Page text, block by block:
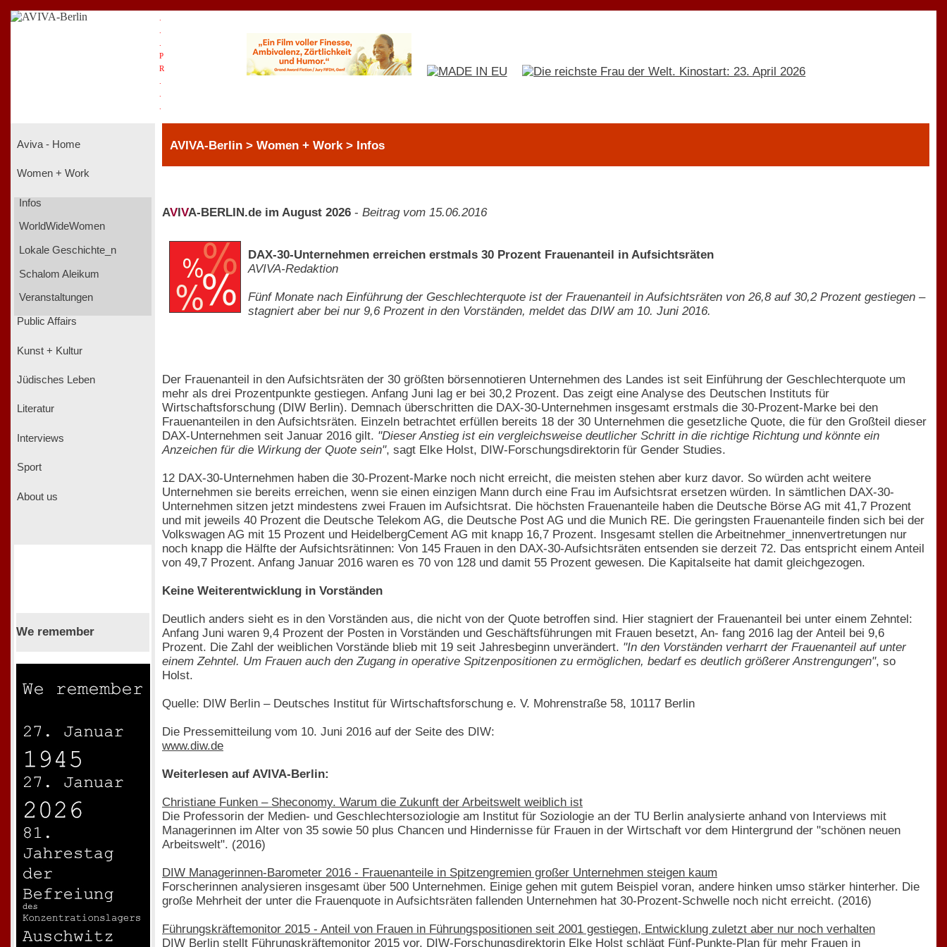
P
R
Aviva - Home
Women + Work
Infos
WorldWideWomen
Lokale Geschichte_n
Schalom Aleikum
Veranstaltungen
Public Affairs
Kunst + Kultur
Jüdisches Leben
Literatur
Interviews
Sport
About us
We remember
AVIVA-Berlin > Women + Work > Infos
AV VA-BERLIN.de im August 2026 - Beitrag vom 15.06.2016
DAX-30-Unternehmen erreichen erstmals 30 Prozent Frauenanteil in Aufsichtsräten
AVIVA-Redaktion
Fünf Monate nach Einführung der Geschlechterquote ist der Frauenanteil in Aufsichtsräten von 26,8 auf 30,2 Prozent gestiegen –
stagniert aber bei nur 9,6 Prozent in den Vorständen, meldet das DIW am 10. Juni 2016.
Der Frauenanteil in den Aufsichtsräten der 30 größten börsennotieren Unternehmen des Landes ist seit Einführung der Geschlechterquote um
mehr als drei Prozentpunkte gestiegen. Anfang Juni lag er bei 30,2 Prozent. Das zeigt eine Analyse des Deutschen Instituts für
Wirtschaftsforschung (DIW Berlin). Demnach überschritten die DAX-30-Unternehmen insgesamt erstmals die 30-Prozent-Marke bei den
Frauenanteilen in den Aufsichtsräten. Einzeln betrachtet erfüllen bereits 18 der 30 Unternehmen die gesetzliche Quote, die für den Großteil dieser
DAX-Unternehmen seit Januar 2016 gilt. "Dieser Anstieg ist ein vergleichsweise deutlicher Schritt in die richtige Richtung und könnte ein
Anzeichen für die Wirkung der Quote sein", sagt Elke Holst, DIW-Forschungsdirektorin für Gender Studies.
12 DAX-30-Unternehmen haben die 30-Prozent-Marke noch nicht erreicht, die meisten stehen aber kurz davor. So würden acht weitere
Unternehmen sie bereits erreichen, wenn sie einen einzigen Mann durch eine Frau im Aufsichtsrat ersetzen würden. In sämtlichen DAX-30-
Unternehmen sitzen jetzt mindestens zwei Frauen im Aufsichtsrat. Die höchsten Frauenanteile haben die Deutsche Börse AG mit 41,7 Prozent
und mit jeweils 40 Prozent die Deutsche Telekom AG, die Deutsche Post AG und die Munich RE. Die geringsten Frauenanteile finden sich bei der
Volkswagen AG mit 15 Prozent und HeidelbergCement AG mit knapp 16,7 Prozent. Insgesamt stellen die Arbeitnehmer_innenvertretungen nur
noch knapp die Hälfte der Aufsichtsrätinnen: Von 145 Frauen in den DAX-30-Aufsichtsräten entsenden sie derzeit 72. Das entspricht einem Anteil
von 49,7 Prozent. Anfang Januar 2016 waren es 70 von 128 und damit 55 Prozent gewesen. Die Kapitalseite hat damit gleichgezogen.
Keine Weiterentwicklung in Vorständen
Deutlich anders sieht es in den Vorständen aus, die nicht von der Quote betroffen sind. Hier stagniert der Frauenanteil bei unter einem Zehntel:
Anfang Juni waren 9,4 Prozent der Posten in Vorständen und Geschäftsführungen mit Frauen besetzt, An- fang 2016 lag der Anteil bei 9,6
Prozent. Die Zahl der weiblichen Vorstände blieb mit 19 seit Jahresbeginn unverändert. "In den Vorständen verharrt der Frauenanteil auf unter
einem Zehntel. Um Frauen auch den Zugang in operative Spitzenpositionen zu ermöglichen, bedarf es deutlich größerer Anstrengungen", so
Holst.
Quelle: DIW Berlin – Deutsches Institut für Wirtschaftsforschung e. V. Mohrenstraße 58, 10117 Berlin
Die Pressemitteilung vom 10. Juni 2016 auf der Seite des DIW:
www.diw.de
Weiterlesen auf AVIVA-Berlin:
Christiane Funken – Sheconomy. Warum die Zukunft der Arbeitswelt weiblich ist
Die Professorin der Medien- und Geschlechtersoziologie am Institut für Soziologie an der TU Berlin analysierte anhand von Interviews mit
Managerinnen im Alter von 35 sowie 50 plus Chancen und Hindernisse für Frauen in der Wirtschaft vor dem Hintergrund der "schönen neuen
Arbeitswelt". (2016)
DIW Managerinnen-Barometer 2016 - Frauenanteile in Spitzengremien großer Unternehmen steigen kaum
Forscherinnen analysieren insgesamt über 500 Unternehmen. Einige gehen mit gutem Beispiel voran, andere hinken umso stärker hinterher. Die
große Mehrheit der unter die Frauenquote in Aufsichtsräten fallenden Unternehmen hat 30-Prozent-Schwelle noch nicht erreicht. (2016)
Führungskräftemonitor 2015 - Anteil von Frauen in Führungspositionen seit 2001 gestiegen, Entwicklung zuletzt aber nur noch verhalten
DIW Berlin stellt Führungskräftemonitor 2015 vor. DIW-Forschungsdirektorin Elke Holst schlägt Fünf-Punkte-Plan für mehr Frauen in